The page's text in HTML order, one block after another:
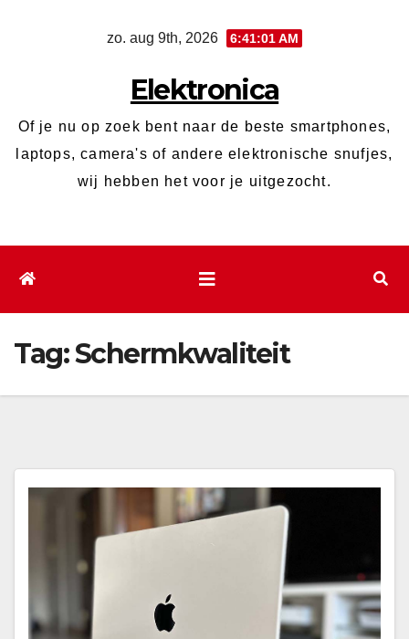
zo. aug 9th, 2026 6:41:01 AM
Elektronica
Of je nu op zoek bent naar de beste smartphones,
laptops, camera's of andere elektronische snufjes,
wij hebben het voor je uitgezocht.
Tag:Schermkwaliteit